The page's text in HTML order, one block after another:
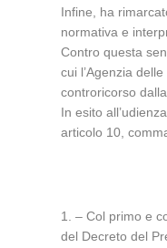
Infine, ha
normativa e
Contro questa
cui l’Agenzia
controricorso dalla
In esito
articolo 10,
1. – Col primo e
del Decreto del